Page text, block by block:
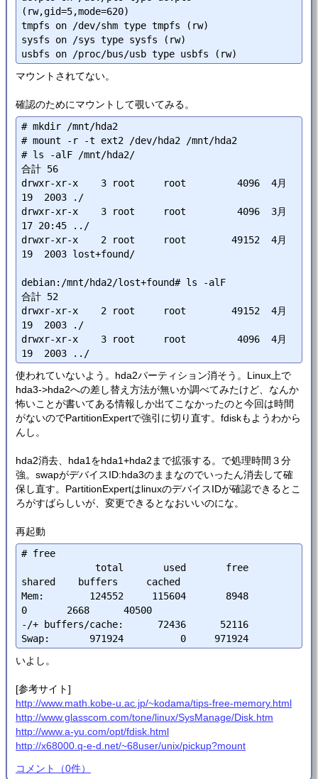
(rw,gid=5,mode=620)
tmpfs on /dev/shm type tmpfs (rw)
sysfs on /sys type sysfs (rw)
マウントされてない。
確認のためにマウントして覗いてみる。
# mkdir /mnt/hda2
# mount -r -t ext2 /dev/hda2 /mnt/hda2
# ls -alF /mnt/hda2/
合計 56
drwxr-xr-x    3 root     root         4096  4月
19  2003 ./
drwxr-xr-x    3 root     root         4096  3月
17 20:45 ../
drwxr-xr-x    2 root     root        49152  4月
19  2003 lost+found/
debian:/mnt/hda2/lost+found# ls -alF
合計 52
drwxr-xr-x    2 root     root        49152  4月
19  2003 ./
drwxr-xr-x    3 root     root         4096  4月
使われていないよう。hda2パーティション消そう。Linux上で
hda3->hda2への差し替え方法が無いか調べてみたけど、なんか
怖いことが書いてある情報しか出てこなかったのと今回は時間
がないのでPartitionExpertで強引に切り直す。fdiskもようわから
んし。
hda2消去、hda1をhda1+hda2まで拡張する。で処理時間３分
強。swapがデバイスID:hda3のままなのでいったん消去して確
保し直す。PartitionExpertはlinuxのデバイスIDが確認できるとこ
ろがすばらしいが、変更できるとなおいいのにな。
再起動
# free
             total       used       free
shared    buffers     cached
Mem:        124552     115604       8948
0       2668      40500
-/+ buffers/cache:      72436      52116
いよし。
[参考サイト]
http://www.math.kobe-u.ac.jp/~kodama/tips-free-memory.html
http://www.glasscom.com/tone/linux/SysManage/Disk.htm
http://www.a-yu.com/opt/fdisk.html
http://x68000.q-e-d.net/~68user/unix/pickup?mount
コメント （0件）